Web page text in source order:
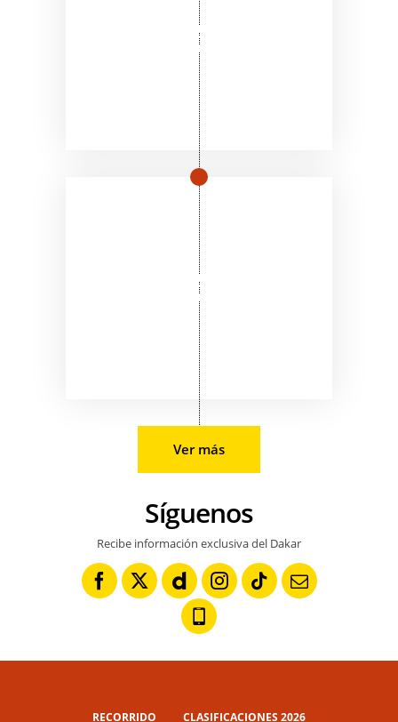
Ver más
Síguenos
Recibe información exclusiva del Dakar
RECORRIDO CLASIFICACIONES 2026